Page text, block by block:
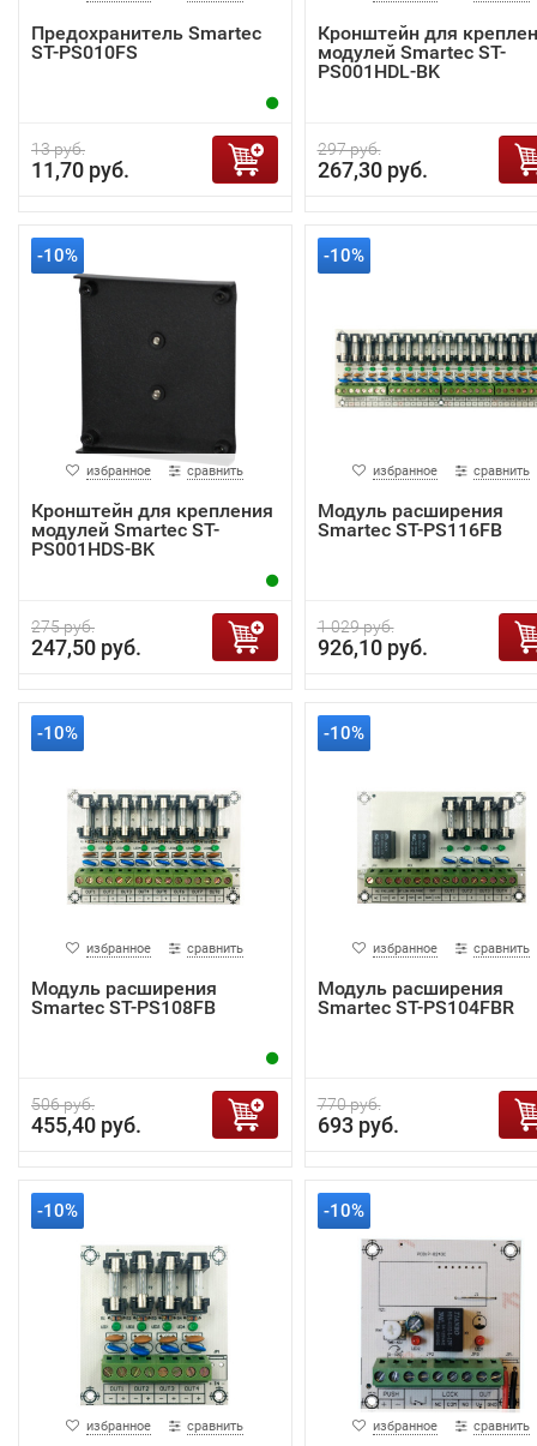
Предохранитель Smartec
ST-PS010FS
13 руб.
11,70 руб.
Кронштейн для
модулей Smartec ST-
PS001HDL-BK
297 руб.
267,30 руб.
-10%
избранное сравнить
Кронштейн для крепления
модулей Smartec ST-
PS001HDS-BK
275 руб.
247,50 руб.
-10%
избранное сравнить
Модуль расширения
Smartec ST-PS116FB
1 029 руб.
926,10 руб.
-10%
избранное сравнить
Модуль расширения
Smartec ST-PS108FB
506 руб.
455,40 руб.
-10%
избранное сравнить
Модуль расширения
Smartec ST-PS104FBR
770 руб.
693 руб.
-10%
избранное сравнить
-10%
избранное сравнить